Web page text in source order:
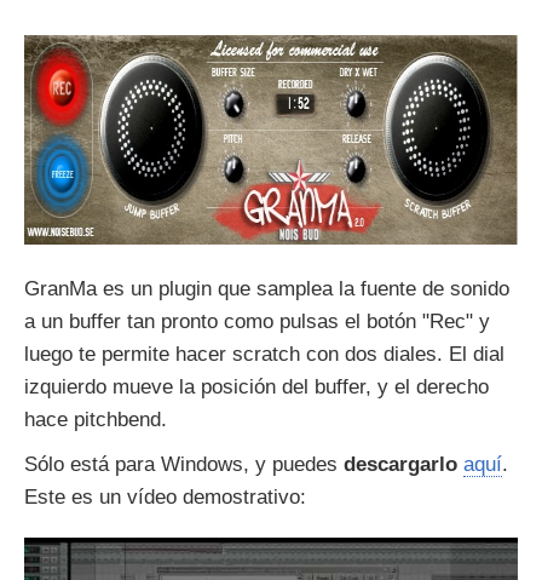
GranMa es un plugin que samplea la fuente de sonido
a un buffer tan pronto como pulsas el botón "Rec" y
luego te permite hacer scratch con dos diales. El dial
izquierdo mueve la posición del buffer, y el derecho
hace pitchbend.
Sólo está para Windows, y puedes descargarlo aquí.
Este es un vídeo demostrativo: